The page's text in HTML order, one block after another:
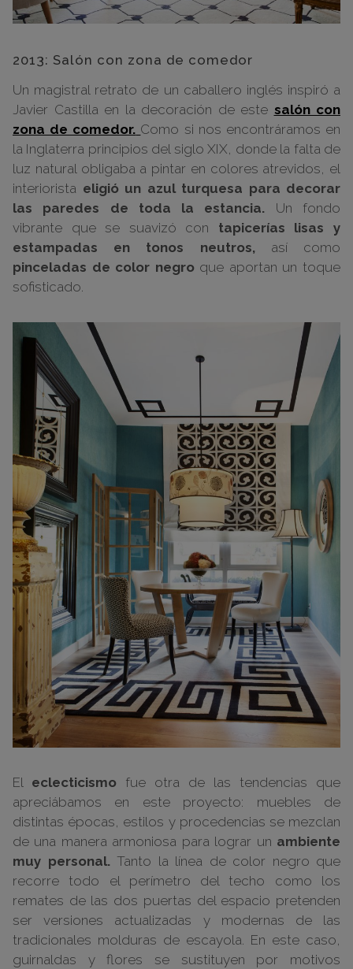
2013: Salón con zona de comedor
Un magistral retrato de un caballero inglés inspiró a
Javier Castilla en la decoración de este salón con
zona de comedor. Como si nos encontráramos en
la Inglaterra principios del siglo XIX, donde la falta de
luz natural obligaba a pintar en colores atrevidos, el
interiorista eligió un azul turquesa para decorar
las paredes de toda la estancia. Un fondo
vibrante que se suavizó con tapicerías lisas y
estampadas en tonos neutros,así como
pinceladas de color negroque aportan un toque
sofisticado.
El eclecticismo fue otra de las tendencias que
apreciábamos en este proyecto: muebles de
distintas épocas, estilos y procedencias se mezclan
de una manera armoniosa para lograr un ambiente
muy personal.Tanto la línea de color negro que
recorre todo el perímetro del techo como los
remates de las dos puertas del espacio pretenden
ser versiones actualizadas y modernas de las
tradicionales molduras de escayola. En este caso,
guirnaldas y flores se sustituyen por motivos